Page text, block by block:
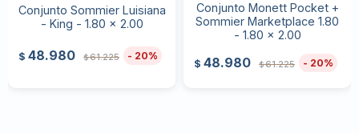
Conjunto Sommier Luisiana
- King - 1.80 x 2.00
$ 48.980 $61.225 20
Conjunto Monett Pocket +
Sommier Marketplace 1.80
- 1.80 x 2.00
$ 48.980 $61.225 20